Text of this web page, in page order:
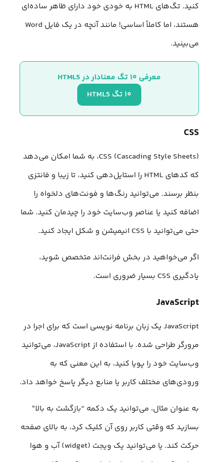
کنید. تگ‌های HTML به خودی خود دارای ظاهر ساده‌ای
هستند، اما کاملاً اساسی! مانند آنچه در یک فایل Word
می‌بینید.
معرفی ۱۰ تگ معنادار در HTML5
۱۰ تگ HTML5
CSS
CSS (Cascading Style Sheets)، به شما امکان می‌دهد
که کدهای HTML را استایل‌دهی کنید، تا زیبا و فانتزی
بنظر برسند. می‌توانید رنگ‌ها و فونت‌های دلخواه را
اضافه کنید یا عناصر وب‌سایت خود را چیدمان کنید. شما
حتی می‌توانید با CSS انیمیشن و شکل ایجاد کنید.
اگر می‌خواهید در بخش فرانت‌اند متخصص شوید،
یادگیری CSS بسیار ضروری است.
JavaScript
JavaScript یک زبان برنامه نویسی است که برای اجرا در
مرورگر طراحی شده. با استفاده از JavaScript، می‌توانید
وب‌سایت خود را پویا کنید، به این معنی که به
ورودی‌های مختلف کاربر یا منابع دیگر پاسخ خواهد داد.
به عنوان مثال، می‌توانید یک دکمه “بازگشت به بالا”
بسازید که وقتی کاربر روی آن کلیک کرد، به بالای صفحه
حرکت ‌کند. یا می‌توانید یک ویجت (widget) آب و هوا